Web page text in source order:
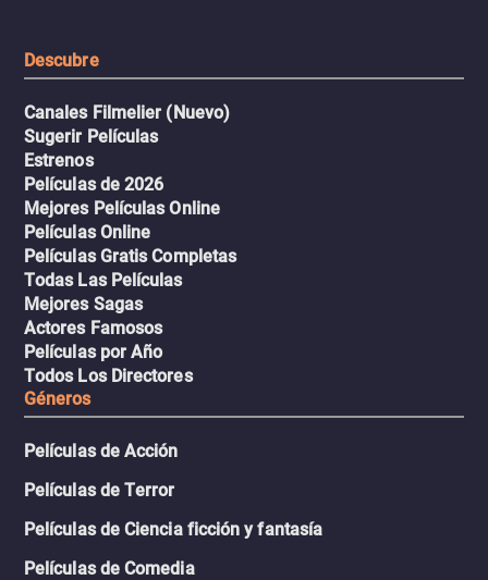
Descubre
Canales Filmelier (Nuevo)
Sugerir Películas
Estrenos
Películas de 2026
Mejores Películas Online
Películas Online
Películas Gratis Completas
Todas Las Películas
Mejores Sagas
Actores Famosos
Películas por Año
Todos Los Directores
Géneros
Películas de Acción
Películas de Terror
Películas de Ciencia ficción y fantasía
Películas de Comedia